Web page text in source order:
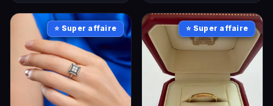
⭐ Super affaire ⭐ Super affaire